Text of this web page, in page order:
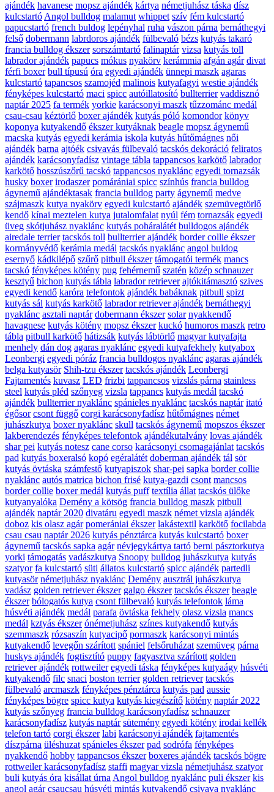
ajándék havanese mopsz ajándék kártya németjuhász táska dísz
kulcstartó Angol bulldog malamut whippet szív fém kulcstartó
papucstartó french buldog lepényhal ruha vászon párna bernáthegyi
felső dobermann labrdoros ajándék fülbevaló bézs kutyás takaró
francia bulldog ékszer sorszámtartó falinaptár vizsa kutyás toll
labrador ajándék papucs mókus nyakörv kerámmia afgán agár divat
férfi boxer bull típusú óra egyedi ajándék ünnepi maszk agaras
kulcstartó tapancsos szamojéd malinois kutyafagyi westie ajándék
fényképes kulcstartó maci spicc autóillatosító bullterrier vaddisznó
naptár 2025 fa termék yorkie karácsonyi maszk tűzzománc medál
csau-csau kéztörlő boxer ajándék kutyás póló komondor könyv
koponya kutyakendő ékszer kutyáknak beagle mopsz ágynemű
macska kutyás egyedi kerámia iskola kutyás hűtőmágnes női
ajándék barna ajtóék csivavás fülbevaló tacskós dekoráció feliratos
ajándék karácsonyfadísz vintage tábla tappancsos karkötő labrador
karkötő hosszúszőrű tacskó tappancsos nyaklánc egyedi tornazsák
husky boxer irodaszer pomárániai spicc színhús francia bulldog
ágynemű ajándéktasak francia bulldog party ágynemű medve
szájmaszk kutya nyakörv egyedi kulcstartó ajándék szemüvegtörlő
kendő kínai meztelen kutya jutalomfalat nyúl fém tornazsák egyedi
üveg skótjuhász nyaklánc kutyás poháralátét bulldogos ajándék
airedale terrier tacskós toll bullterrier ajándék border collie ékszer
kormányvédő kerámia medál tacskós nyaklánc angol buldog
esernyő kádkilépő szűrő pitbull ékszer támogatói termék mancs
tacskó fényképes kötény pug fehérnemű szatén közép schnauzer
kesztyű bichon kutyás tábla labrador retriever ajtókitámasztó szives
egyedi kendő karóra telefontok ajándék babáknak pitbull spizt
kutyás sál kutyás karkötő labrador retriever ajándék bernáthegyi
nyaklánc asztali naptár dobermann ékszer solar nyakkendő
havagnese kutyás kötény mopsz ékszer kuckó humoros maszk retro
tábla pitbull karkötő hátizsák kutyás lábtörlő magyar kutyafajta
menhely dán dog agaras nyaklánc egyedi kutyafekhely kutyabox
Leonbergi egyedi póráz francia bulldogos nyaklánc agaras ajándék
belga kutyasör Shih-tzu ékszer tacskós ajándék Leonbergi
Fajtamentés kuvasz LED frizbi tappancsos vizslás párna stainless
steel kutyás pléd szőnyeg vizsla tappancs kutyás medál tacskó
ajándék bullterrier nyaklánc spánieles nyaklánc tacskós naptár itató
égősor csont függő corgi karácsonyfadísz hűtőmágnes német
juhászkutya boxer nyaklánc skull tacskós ágynemű mopszos ékszer
lakberendezés fényképes telefontok ajándékutalvány lovas ajándék
shar pei kutyás notesz cane corso karácsonyi csomagajánlat tacskós
pad kutyás boxeralsó kopó egéralátét doberman ajándék tál sör
kutyás övtáska számfestő kutyapiszok shar-pei sapka border collie
nyaklánc autós matrica bichon frisé kutya-gazdi csont mancsos
border collie boxer medál kutyás puff textília állat tacskós ülőke
kutyanyalóka Demény a kötsög francia bulldog maszk pitbull
ajándék naptár 2020 divatáru egyedi maszk német vizsla ajándék
doboz kis olasz agár pomerániai ékszer lakástextil karkötő focilabda
csau csau naptár 2026 kutyás pénztárca kutyás kulcstartó boxer
ágynemű tacskós sapka agár névjegykártya tartó berni pásztorkutya
yorki támogatás vadászkutya Snoopy bulldog juhászkutya kutyás
szatyor fa kulcstartó süti állatos kulcstartó spicc ajándék partedli
kutyasör németjuhász nyaklánc Demény ausztrál juhászkutya
vadász golden retriever ékszer galgo ékszer tacskós ékszer beagle
ékszer bólogatós kutya csont fülbevaló kutyás telefontok láma
húsvéti ajándék medál parafa övtáska fekhely olasz vizsla mancs
medál kztyás ékszer ónémetjuhász színes kutyakendő kutyás
szemmaszk rózsaszín kutyacipő pormaszk karácsonyi mintás
kutyakendő levegőn szárított spániel felsőruházat szemüveg párna
huskys ajándék fogtisztító puppy fagyasztva szárított golden
retriever ajándék rottweiler egyedi táska fényképes kutyaágy húsvéti
kutyakendő filc snaci boston terrier golden retriever tacskós
fülbevaló arcmaszk fényképes pénztárca kutyás pad aussie
fényképes bögre spicc kutya kutyás kiegészítő kötény naptár 2022
kutyás szőnyeg francia bulldog karácsonyfadísz schnauzer
karácsonyfadísz kutyás naptár sütemény egyedi kötény irodai kellék
telefon tartó corgi ékszer labi karácsonyi ajándék fajtamentés
díszpárna üléshuzat spánieles ékszer pad sodrófa fényképes
nyakkendő hobby tappancsos ékszer boxeres ajándék tacskós bögre
rottweiler karácsonyfadísz staffi magyar vizsla németjuhász szatyor
buli kutyás óra kisállat úrna Angol bulldog nyaklánc puli ékszer kis
angol agár csaucsau húsvéti mintás kutyakendő csivava nyaklánc